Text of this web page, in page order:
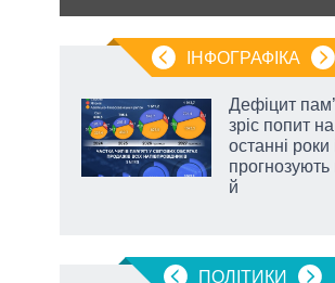
ІНФОГРАФІКА
Дефіцит
зріс попит
останні роки
й
ПОЛIТИКИ